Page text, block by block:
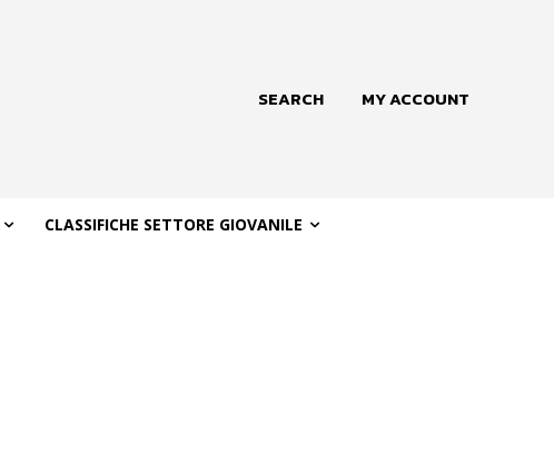
SEARCH MY ACCOUNT
CLASSIFICHE SETTORE GIOVANILE